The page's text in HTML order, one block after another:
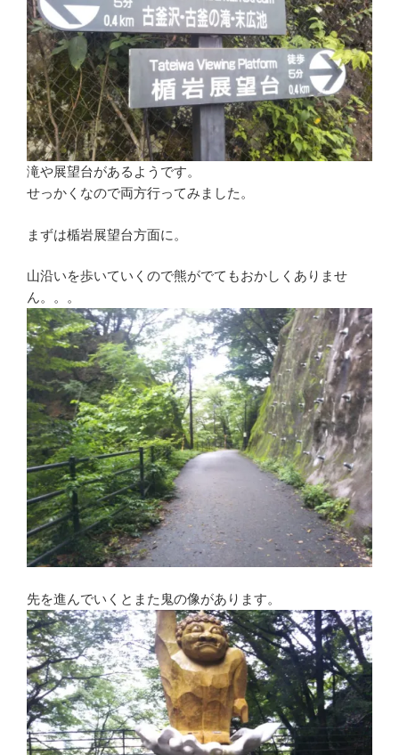
滝や展望台があるようです。
せっかくなので両方行ってみました。
まずは楯岩展望台方面に。
山沿いを歩いていくので熊がでてもおかしくありませ
ん。。。
先を進んでいくとまた鬼の像があります。